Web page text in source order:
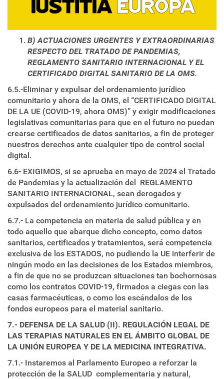
B) ACTUACIONES URGENTES Y EXTRAORDINARIAS
RESPECTO DEL TRATADO DE PANDEMIAS,
REGLAMENTO SANITARIO INTERNACIONAL Y EL
CERTIFICADO DIGITAL SANITARIO DE LA OMS.
6.5.-Eliminar y expulsar del ordenamiento jurídico
comunitario y ahora de la OMS, el “CERTIFICADO DIGITAL
DE LA UE (COVID-19, ahora OMS)” y exigir modificaciones
legislativas comunitarias para que en el futuro no puedan
crearse certificados de datos sanitarios, a fin de proteger
nuestros derechos ante cualquier tipo de control social
digital.
6.6- EXIGIMOS, si se aprueba en mayo de 2024 el Tratado
de Pandemias y la actualización del REGLAMENTO
SANITARIO INTERNACIONAL, sean derogados y
expulsados del ordenamiento jurídico comunitario.
6.7.- La competencia en materia de salud pública y en
todo aquello que abarque dicho concepto, como datos
sanitarios, certificados y tratamientos, será competencia
exclusiva de los ESTADOS, no pudiendo la UE interferir de
ningún modo en las decisiones de los Estados miembros,
a fin de que no se produzcan situaciones tan bochornosas
como los contratos COVID-19, firmados a ciegas con las
casas farmacéuticas, o como los escándalos de los
fondos europeos para el material sanitario.
7.- DEFENSA DE LA SALUD (II). REGULACIÓN LEGAL DE
LAS TERAPIAS NATURALES EN EL ÁMBITO GLOBAL DE
LA UNIÓN EUROPEA Y DE LA MEDICINA INTEGRATIVA.
7.1.- Instaremos al Parlamento Europeo a reforzar la
protección de la SALUD complementaria y natural,